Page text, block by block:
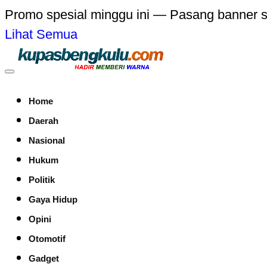
Promo spesial minggu ini — Pasang banner
Lihat Semua
Home
Daerah
Nasional
Hukum
Politik
Gaya Hidup
Opini
Otomotif
Gadget